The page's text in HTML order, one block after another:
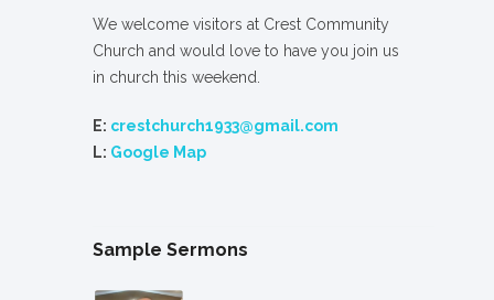
We welcome visitors at Crest Community
Church and would love to have you join us
in church this weekend.
E: crestchurch1933@gmail.com
L: Google Map
Sample Sermons